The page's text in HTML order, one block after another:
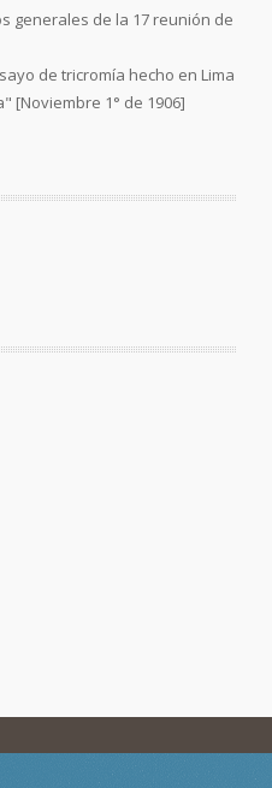
generales de la 17 reunión de
de tricromía hecho en Lima
[Noviembre 1° de 1906]